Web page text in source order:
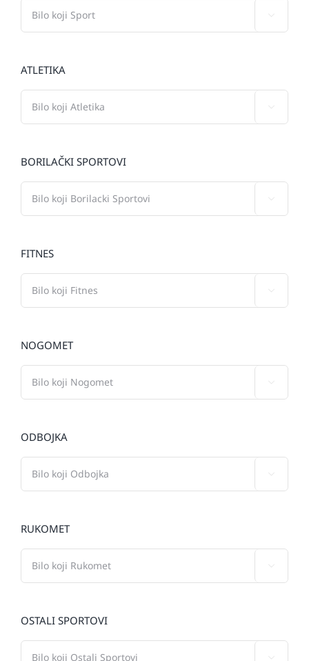
ATLETIKA
BORILAČKI SPORTOVI
FITNES
NOGOMET
ODBOJKA
RUKOMET
OSTALI SPORTOVI